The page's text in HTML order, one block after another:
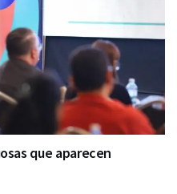
que aparecen